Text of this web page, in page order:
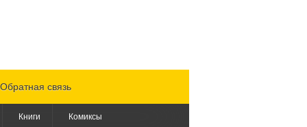
Обратная связь
Книги Комиксы